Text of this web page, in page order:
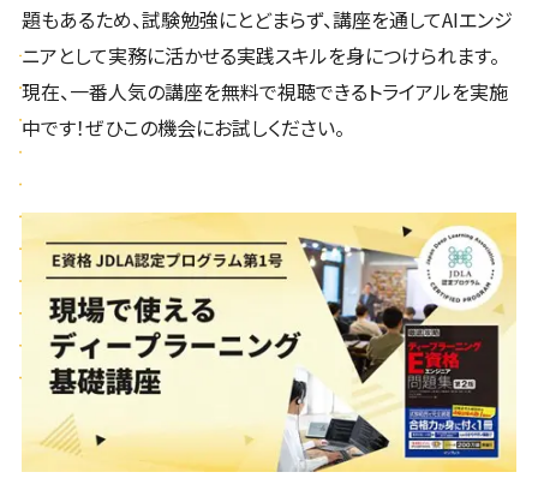
題もあるため、試験勉強にとどまらず、講座を通してAIエンジ
ニアとして実務に活かせる実践スキルを身につけられます。
現在、一番人気の講座を無料で視聴できるトライアルを実施
中です！ぜひこの機会にお試しください。